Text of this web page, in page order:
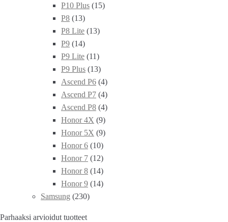
P10 Plus (15)
P8 (13)
P8 Lite (13)
P9 (14)
P9 Lite (11)
P9 Plus (13)
Ascend P6 (4)
Ascend P7 (4)
Ascend P8 (4)
Honor 4X (9)
Honor 5X (9)
Honor 6 (10)
Honor 7 (12)
Honor 8 (14)
Honor 9 (14)
Samsung (230)
Parhaaksi arvioidut tuotteet